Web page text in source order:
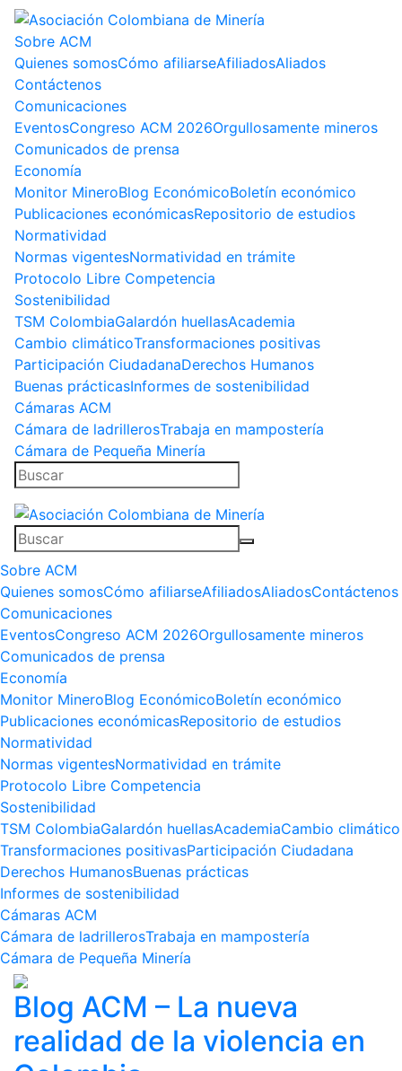
Sobre ACM
Quienes somosCómo afiliarseAfiliadosAliados
Contáctenos
Comunicaciones
EventosCongreso ACM 2026Orgullosamente mineros
Comunicados de prensa
Economía
Monitor MineroBlog EconómicoBoletín económico
Publicaciones económicasRepositorio de estudios
Normatividad
Normas vigentesNormatividad en trámite
Protocolo Libre Competencia
Sostenibilidad
TSM ColombiaGalardón huellasAcademia
Cambio climáticoTransformaciones positivas
Participación CiudadanaDerechos Humanos
Buenas prácticasInformes de sostenibilidad
Cámaras ACM
Cámara de ladrillerosTrabaja en mampostería
Cámara de Pequeña Minería
Sobre ACM
Quienes somosCómo afiliarseAfiliadosAliadosContáctenos
Comunicaciones
EventosCongreso ACM 2026Orgullosamente mineros
Comunicados de prensa
Economía
Monitor MineroBlog EconómicoBoletín económico
Publicaciones económicasRepositorio de estudios
Normatividad
Normas vigentesNormatividad en trámite
Protocolo Libre Competencia
Sostenibilidad
TSM ColombiaGalardón huellasAcademiaCambio climático
Transformaciones positivasParticipación Ciudadana
Derechos HumanosBuenas prácticas
Informes de sostenibilidad
Cámaras ACM
Cámara de ladrillerosTrabaja en mampostería
Cámara de Pequeña Minería
Blog ACM – La nueva
realidad de la violencia en